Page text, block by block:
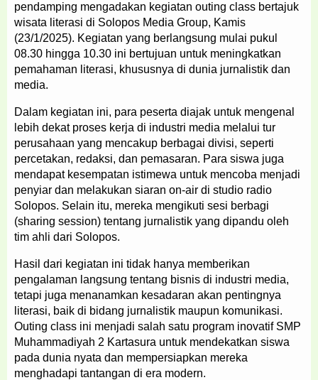
pendamping mengadakan kegiatan outing class bertajuk
wisata literasi di Solopos Media Group, Kamis
(23/1/2025). Kegiatan yang berlangsung mulai pukul
08.30 hingga 10.30 ini bertujuan untuk meningkatkan
pemahaman literasi, khususnya di dunia jurnalistik dan
media.
Dalam kegiatan ini, para peserta diajak untuk mengenal
lebih dekat proses kerja di industri media melalui tur
perusahaan yang mencakup berbagai divisi, seperti
percetakan, redaksi, dan pemasaran. Para siswa juga
mendapat kesempatan istimewa untuk mencoba menjadi
penyiar dan melakukan siaran on-air di studio radio
Solopos. Selain itu, mereka mengikuti sesi berbagi
(sharing session) tentang jurnalistik yang dipandu oleh
tim ahli dari Solopos.
Hasil dari kegiatan ini tidak hanya memberikan
pengalaman langsung tentang bisnis di industri media,
tetapi juga menanamkan kesadaran akan pentingnya
literasi, baik di bidang jurnalistik maupun komunikasi.
Outing class ini menjadi salah satu program inovatif SMP
Muhammadiyah 2 Kartasura untuk mendekatkan siswa
pada dunia nyata dan mempersiapkan mereka
menghadapi tantangan di era modern.